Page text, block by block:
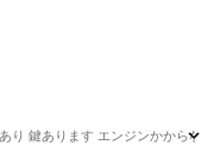
り 鍵あります エンジンかから